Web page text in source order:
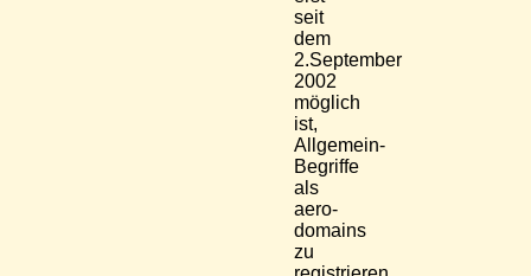
seit
dem
2.September
2002
möglich
ist,
Allgemein-
Begriffe
als
aero-
domains
zu